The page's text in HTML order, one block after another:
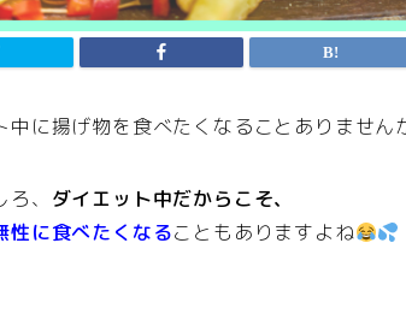
中に揚げ物を食べたくなることありません
、 ダイエット中だからこそ、
性に食べたくなることもありますよね